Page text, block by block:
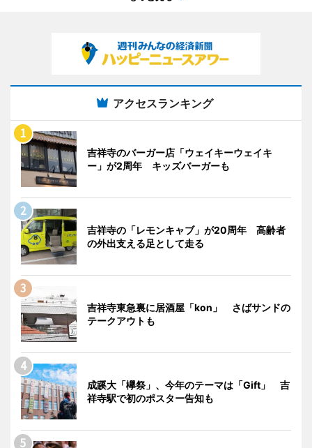
アクセスランキング
吉祥寺のバーガー店「ウェイキーウェイキ
ー」が2周年 キッズバーガーも
吉祥寺の「レモンキャブ」が20周年 高齢者
の外出支える足として走る
吉祥寺東急裏に居酒屋「kon」 さばサンドの
テークアウトも
成蹊大「欅祭」、今年のテーマは「Gift」 吉
祥寺駅で初のポスター告知も